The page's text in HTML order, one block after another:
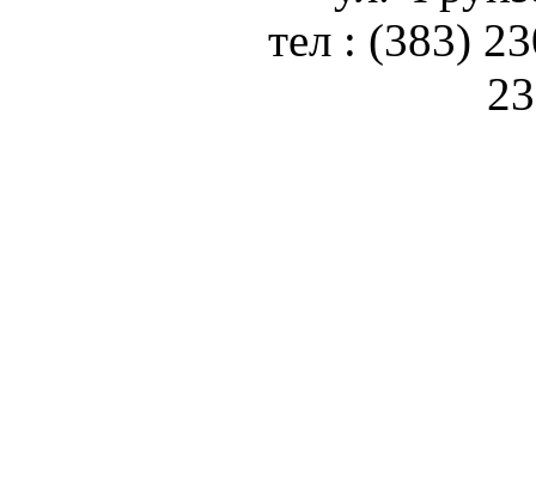
тел : (383)